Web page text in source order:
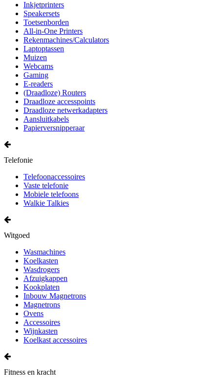
Inkjetprinters
Speakersets
Toetsenborden
All-in-One Printers
Rekenmachines/Calculators
Laptoptassen
Muizen
Webcams
Gaming
E-readers
(Draadloze) Routers
Draadloze accesspoints
Draadloze netwerkadapters
Aansluitkabels
Papierversnipperaar
Telefonie
Telefoonaccessoires
Vaste telefonie
Mobiele telefoons
Walkie Talkies
Witgoed
Wasmachines
Koelkasten
Wasdrogers
Afzuigkappen
Kookplaten
Inbouw Magnetrons
Magnetrons
Ovens
Accessoires
Wijnkasten
Koelkast accessoires
Fitness en kracht